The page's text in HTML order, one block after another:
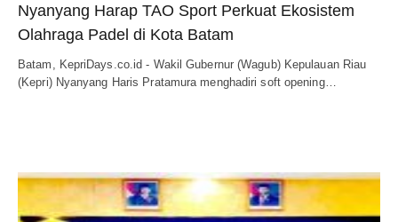
Nyanyang Harap TAO Sport Perkuat Ekosistem
Olahraga Padel di Kota Batam
Batam, KepriDays.co.id - Wakil Gubernur (Wagub) Kepulauan Riau
(Kepri) Nyanyang Haris Pratamura menghadiri soft opening…